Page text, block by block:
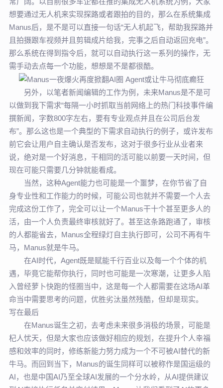
想要通过无人机来实现探路或者跟拍的目的，那么在系统集成
Manus后，是不是可以直接一句话“无人机起飞，帮助我探路并
且拍摄跟车视频并且剪辑成片给我，完事之后自动返回充电”。
那么系统在得到指令后，就可以自动执行这一系列的操作，无
需手动去点每一个功能，想想是不是都很酷。
另外，以笔者新闻编辑的工作为例，未来Manus是不是可
以做到我下需求“每隔一小时抓取当前网络上的热门科技事件编
撰新闻，字数800字左右，要有专业观点并且在公司后台发
布”。那么这也是一个典型的下需求自动执行的例子，或许发布
前它会让用户自主确认是否发布，这对于很多行业从业者来
说，绝对是一个好消息，干相同的活可能以前要一天时间，但
现在可能只需要几分钟就能看成。
当然，这种Agent能力也可能是一个噩梦，在你节省了自
身专业性和工作能力的时候，可能公司也就并不需要一个人去
完成这份工作了，完全可以让一个Manus干十个甚至更多人的
活，由一个人负责最终审核就好了。甚至这条路跑通了，审核
的人都能省去，Manus全程绿灯自主执行即可，公司不再有牛
马，Manus就是牛马。
在AI时代，Agent既是赋能千行百业以及每一个个体的机
遇，毕竟它能帮你执行，同时也可能是一次寒潮，让更多人陷
入曾经萝卜快跑的怪圈当中，这是每一个人都需要在这场AI革
命当中需要思考的问题，优胜劣汰虽然残酷，但却是现实。
写在最后
在Manus诞生之初，去考虑未来很多消极的场景，可能是
杞人忧天，但是大家也应该做好相应的规划，在提升个人幸福
感和效率的同时，修练新能力努力成为一个不可被AI替代的新
牛马。而回到当下，Manus的诞生同样可以被称作是国运级的
AI，也是中国AI乃至全球AI发展的一个分水岭，从AI提供建议